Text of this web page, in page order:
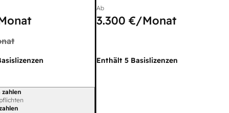
Ab
3.300 €/Monat
Enthält 5 Basislizenzen